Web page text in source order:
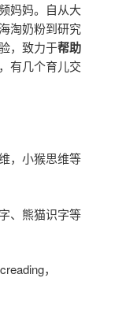
妈妈。自从大
淘奶粉到研究
，致力于帮助
有几个育儿交
，小猴思维等
、熊猫识字等
，